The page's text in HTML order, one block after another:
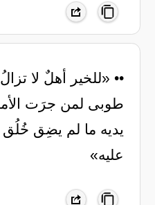
•• «للخير أهلٌ لا
طوبى لمن جرَت
يديه ما لم يضِق
عليه»